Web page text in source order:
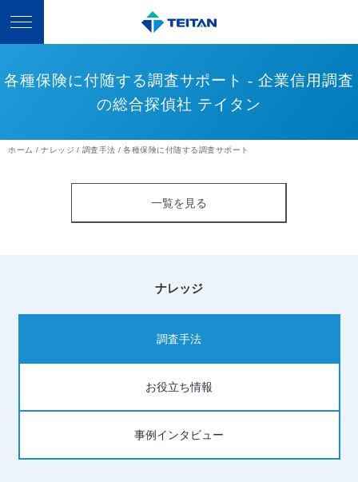
各種保険に付随する調査サポート - 企業信用調査
の総合探偵社 テイタン
ホーム ナレッジ 調査手法 各種保険に付随する調査サポート
一覧を見る
ナレッジ
調査手法
お役立ち情報
事例インタビュー